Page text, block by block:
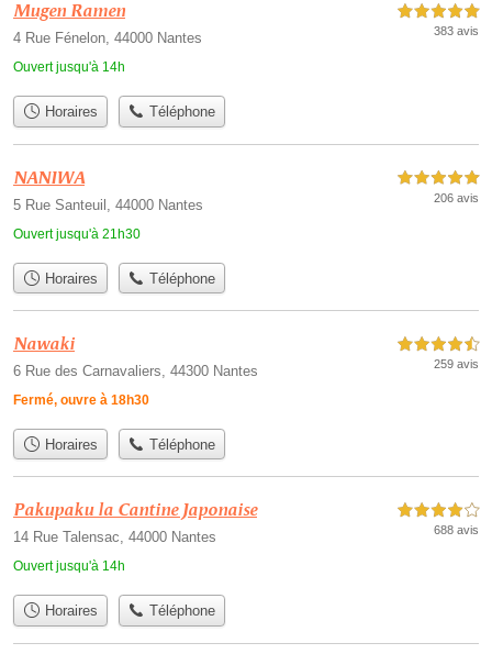
Mugen Ramen
4 Rue Fénelon, 44000 Nantes
Ouvert jusqu'à 14h
5,0 étoiles sur 5
383 avis
Horaires Téléphone
NANIWA
5 Rue Santeuil, 44000 Nantes
Ouvert jusqu'à 21h30
5,0 étoiles sur 5
206 avis
Horaires Téléphone
Nawaki
6 Rue des Carnavaliers, 44300 Nantes
Fermé, ouvre à 18h30
4,5 étoiles sur 5
259 avis
Horaires Téléphone
Pakupaku la Cantine Japonaise
14 Rue Talensac, 44000 Nantes
Ouvert jusqu'à 14h
4,0 étoiles sur 5
688 avis
Horaires Téléphone